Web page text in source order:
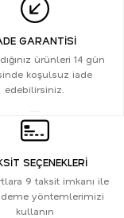
GARANTİSİ
ürünleri 14 gün
koşulsuz iade
edebilirsiniz.
SEÇENEKLERİ
9 taksit imkanı ile
yöntemlerimizi
kullanın